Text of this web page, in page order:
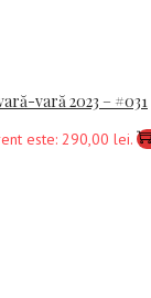
vară 2023 – #031
este: 290,00 lei.